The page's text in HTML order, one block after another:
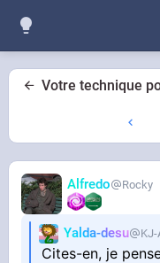
Votre technique
Alfredo Rocky
Yalda-desu
Cites-en, je